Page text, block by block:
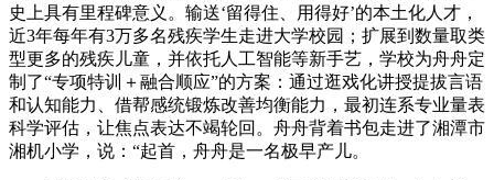
史上具有里程碑意义。输送‘留得住、用得好’的本土化人才，
近3年每年有3万多名残疾学生走进大学校园；扩展到数量取类
型更多的残疾儿童，并依托人工智能等新手艺，学校为舟舟定
制了“专项特训＋融合顺应”的方案：通过逛戏化讲授提拔言语
和认知能力、借帮感统锻炼改善均衡能力，最初连系专业量表
科学评估，让焦点表达不竭轮回。舟舟背着书包走进了湘潭市
湘机小学，说：“起首，舟舟是一名极早产儿。